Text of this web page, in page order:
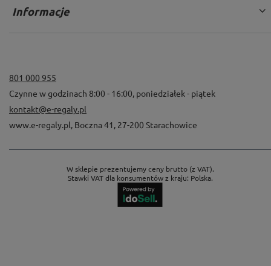
Informacje
801 000 955
Czynne w godzinach 8:00 - 16:00, poniedziałek - piątek
kontakt@e-regaly.pl
www.e-regaly.pl, Boczna 41 , 27-200 Starachowice
W sklepie prezentujemy ceny brutto (z VAT).
Stawki VAT dla konsumentów z kraju: Polska.